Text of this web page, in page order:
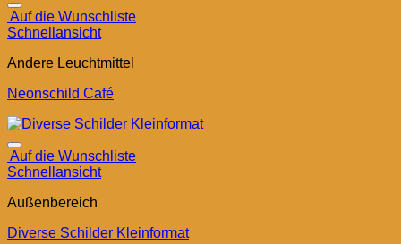
Auf die Wunschliste
Schnellansicht
Andere Leuchtmittel
Neonschild Café
Auf die Wunschliste
Schnellansicht
Außenbereich
Diverse Schilder Kleinformat